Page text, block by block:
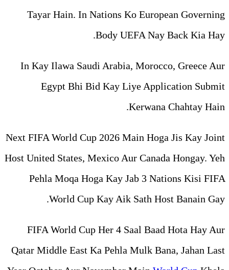
Tayar Hain. In Nations
Body
In Kay Ilawa Saudi
Egypt Bhi Bid Kay
Next FIFA World Cup 2026
Host United States, Mexico
Pehla Moqa Hoga Kay
World Cup Kay Aik
FIFA World Cup Her 4
Qatar Middle East Ka Pehla